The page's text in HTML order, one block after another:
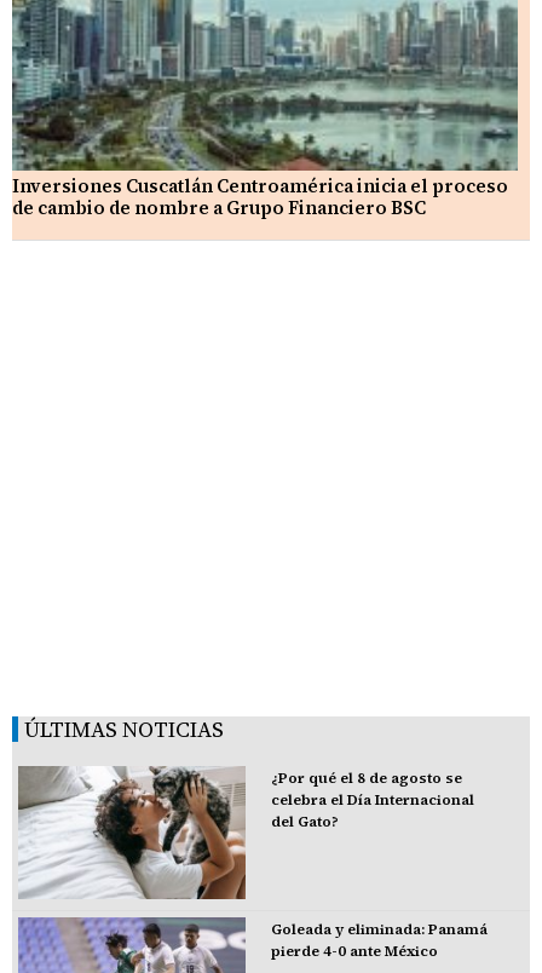
Inversiones Cuscatlán Centroamérica inicia el proceso
de cambio de nombre a Grupo Financiero BSC
ÚLTIMAS NOTICIAS
¿Por qué el 8 de agosto se
celebra el Día Internacional
del Gato?
Goleada y eliminada: Panamá
pierde 4-0 ante México